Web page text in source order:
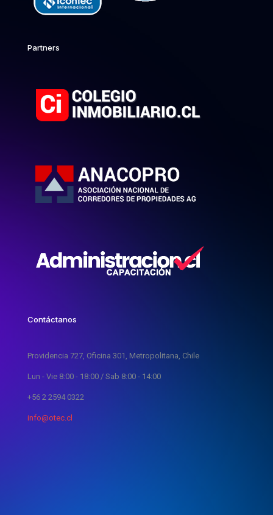
Partners
Contáctanos
Providencia 727, Oficina 301, Metropolitana, Chile
Lun - Vie 8:00 - 18:00 / Sab 8:00 - 14:00
+56 2 2594 0322
info@otec.cl